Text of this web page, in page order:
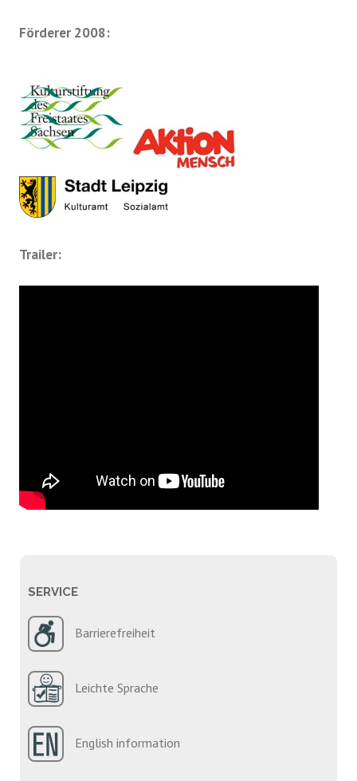
Förderer 2008:
Trailer:
SERVICE
Barrierefreiheit
Leichte Sprache
English information